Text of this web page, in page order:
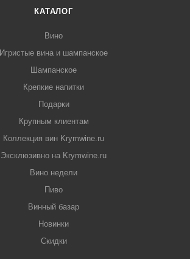
КАТАЛОГ
Вино
Игристые вина и шампанское
Шампанское
Крепкие напитки
Подарки
Крупным клиентам
Коллекция вин Krymwine.ru
Эксклюзивно на Krymwine.ru
Вино недели
Пиво
Винный базар
Новинки
Скидки